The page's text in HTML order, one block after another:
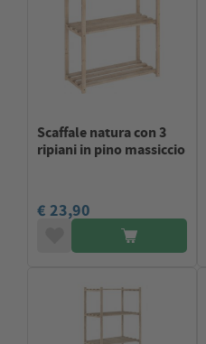
Scaffale natura con 3
ripiani in pino massiccio
€ 23,90